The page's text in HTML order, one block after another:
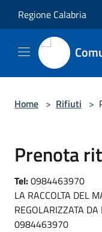
Regione Calabria
Home > Rifiuti >
Prenota
Tel:0984463970
LA RACCOLTA DEL
REGOLARIZZATA
0984463970